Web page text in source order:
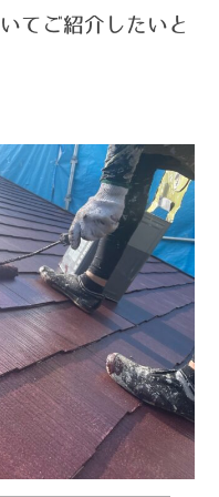
てご紹介したいと